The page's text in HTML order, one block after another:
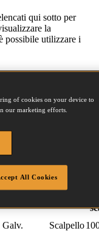
qui sotto per
la
possibile utilizzare i
Galv. Scalpello
of cookies on your device to
our marketing efforts.
All Cookies